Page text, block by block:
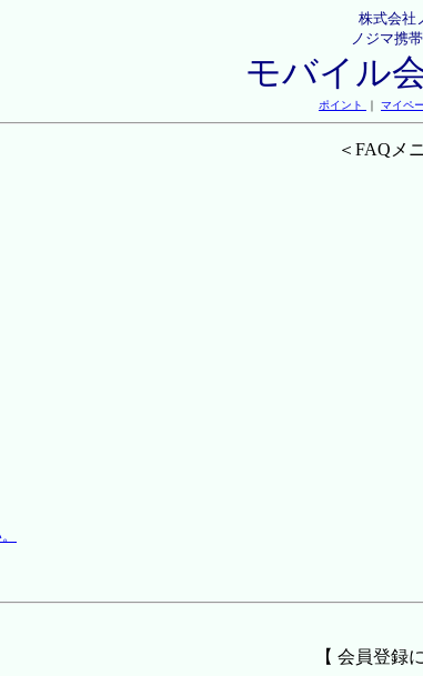
株式会社
ノジマ携
モバイル
ポイント ｜ マイペ
＜FAQメ
【 会員登録